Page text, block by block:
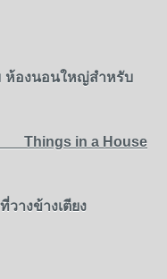
ห้องนอนใหญ่สำหรับ
House
วางข้างเตียง